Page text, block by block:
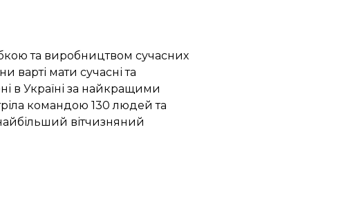
та виробництвом сучасних
варті мати сучасні та
в Україні за найкращими
командою 130 людей та
вітчизняний